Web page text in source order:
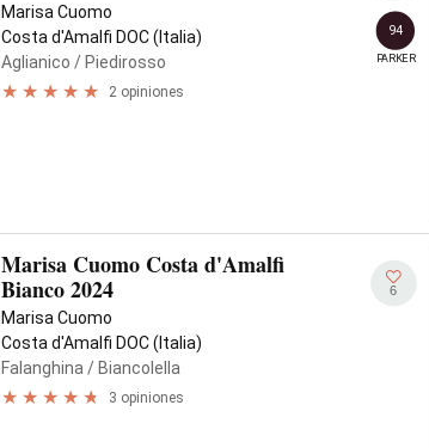
Marisa Cuomo
Costa d'Amalfi DOC (Italia)
Aglianico / Piedirosso
2 opiniones
94
PARKER
Marisa Cuomo Costa d'Amalfi
Bianco 2024
Marisa Cuomo
Costa d'Amalfi DOC (Italia)
Falanghina / Biancolella
3 opiniones
6